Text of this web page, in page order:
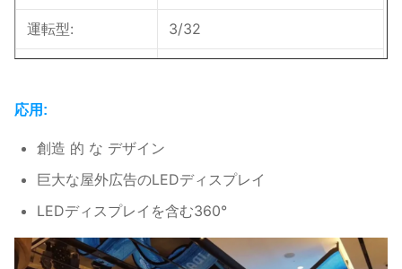
運転型: 3/32
マックス/AVG パ
メンテナンス 前線サービス
IPランキング: IP20
更新速度: >3840 Hz
応用:
創造 的 な デザイン
巨大な屋外広告のLEDディスプレイ
LEDディスプレイを含む360°